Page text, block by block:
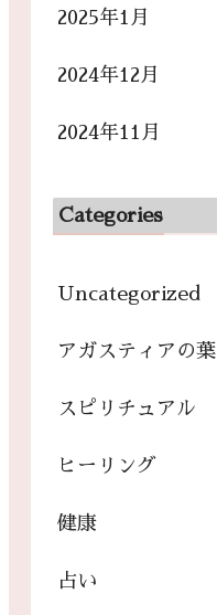
2025年1月
2024年12月
2024年11月
Categories
Uncategorized
アガスティアの葉
スピリチュアル
ヒーリング
健康
占い